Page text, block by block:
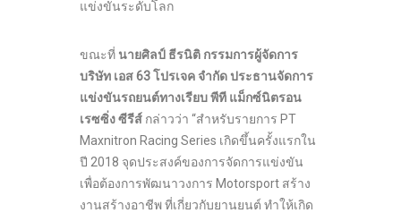
แข่งขันระดับโลก
ขณะที่ นายศิลป์ ธีรนิติ กรรมการผู้จัดการ
บริษัท เอส63โปรเจค จำกัด ประธานจัดการ
แข่งขันรถยนต์ทางเรียบ พีที แม็กซ์นิตรอน
เรซซิ่ง ซีรีส์ กล่าวว่า “สำหรับรายการ PT
Maxnitron Racing Series เกิดขึ้นครั้งแรกใน
ปี 2018 จุดประสงค์ของการจัดการแข่งขัน
เพื่อต้องการพัฒนาวงการ Motorsport สร้าง
งานสร้างอาชีพ ที่เกี่ยวกับยานยนต์ ทำให้เกิด